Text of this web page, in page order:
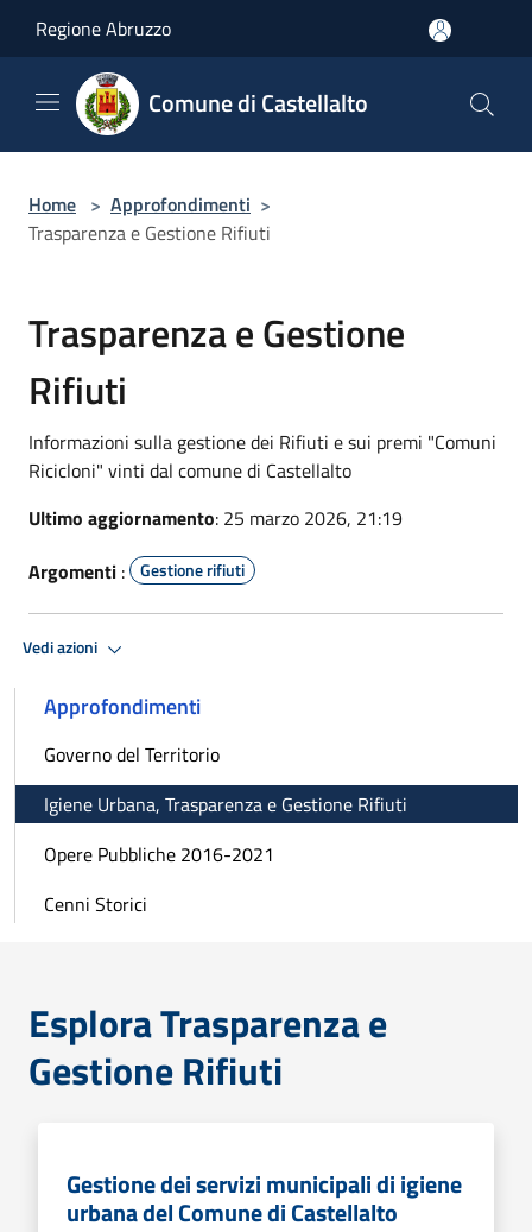
Regione Abruzzo
Comune di Castellalto
Home > Approfondimenti >
Trasparenza e Gestione Rifiuti
Trasparenza e Gestione
Rifiuti
Informazioni sulla gestione dei Rifiuti e sui premi "Comuni
Ricicloni" vinti dal comune di Castellalto
Ultimo aggiornamento: 25 marzo 2026, 21:19
Argomenti : Gestione rifiuti
Vedi azioni
Approfondimenti
Governo del Territorio
Igiene Urbana, Trasparenza e Gestione Rifiuti
Opere Pubbliche 2016-2021
Cenni Storici
Esplora Trasparenza e
Gestione Rifiuti
Gestione dei servizi municipali di igiene
urbana del Comune di Castellalto